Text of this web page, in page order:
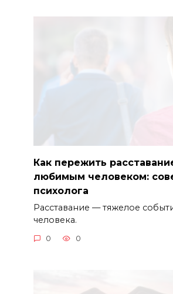
Как пережить
любимым человеком:
психолога
Расставание — тяжелое
человека.
0 0